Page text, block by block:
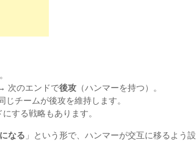
次のエンドで後攻 （ハンマーを持つ）。
チームが後攻を維持します。
する戦略もあります。
なる 」という形で、ハンマーが交互に移るよう設